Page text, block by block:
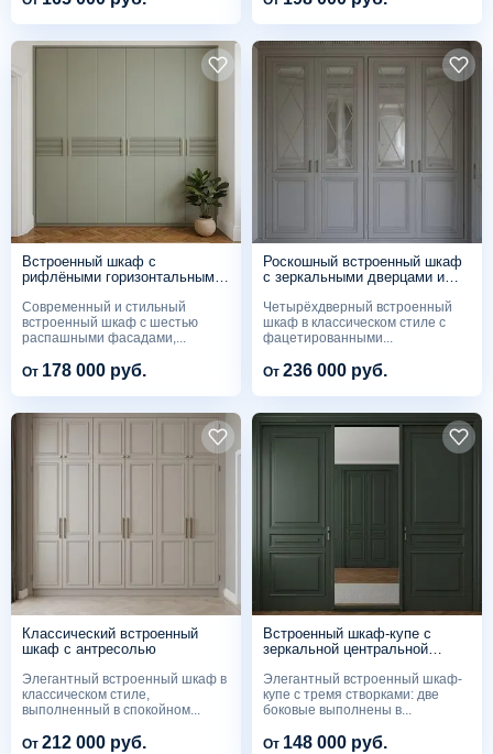
Встроенный шкаф с
рифлёными горизонтальными
Современный и стильный
встроенный шкаф с шестью
распашными фасадами,...
От 178 000 руб.
Роскошный встроенный шкаф
с зеркальными дверцами и
Четырёхдверный встроенный
шкаф в классическом стиле с
фацетированными...
От 236 000 руб.
Классический встроенный
шкаф с антресолью
Элегантный встроенный шкаф в
классическом стиле,
выполненный в спокойном...
От 212 000 руб.
Встроенный шкаф-купе с
зеркальной центральной
классическом исполнении
Элегантный встроенный шкаф-
купе с тремя створками: две
боковые выполнены в...
От 148 000 руб.